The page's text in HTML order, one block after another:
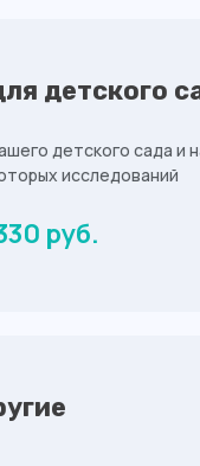
детского
детского сада и
исследований
руб.